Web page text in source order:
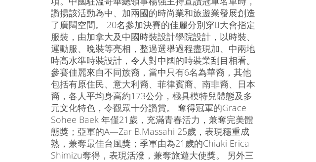
讚揚該活動為中、加兩國的時尚業和旅遊業發展創造
了廣闊空間。 20名參加決賽的佳麗分別穿大會指定
服裝，由加拿大及中國時裝設計學院設計，以時裝、
運動服、晚裝等亮相，整過選舉過程盡現加、中兩地
時高水準時裝設計，令人對中國的時裝業刮目相看。
參賽佳麗來自不同族裔，當中只有6名為華裔，其他
包括有原住民、意大利裔、菲律賓裔、南非裔、日本
裔，各人平均身高約173公分，極具模特兒體態及多
元文化特色，令觀眾十分讚賞。 奪得冠軍的Grace
Sohee Baek 年僅21歲，充滿青春活力，兼奪完美體
態獎；亞軍的A—Zar B.Massahi 25歲，表現穩重成
熟，兼奪最佳台風獎；季軍由為21歲的Chiaki Erica
Shimizu奪得，表現活潑，兼奪旅遊大使獎。 另外三